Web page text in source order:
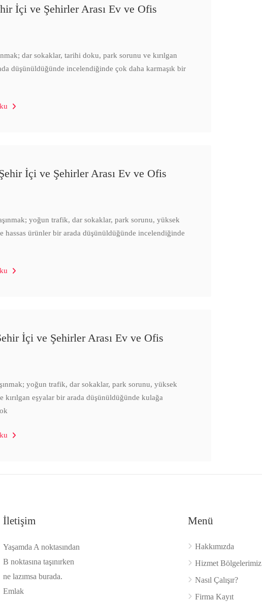
İçi ve Şehirler Arası Ev ve Ofis
dar sokaklar, tarihi doku, park sorunu ve kırılgan
düşünüldüğünde incelendiğinde çok daha karmaşık bir
İçi ve Şehirler Arası Ev ve Ofis
yoğun trafik, dar sokaklar, park sorunu, yüksek
hassas ürünler bir arada düşünüldüğünde incelendiğinde
İçi ve Şehirler Arası Ev ve Ofis
yoğun trafik, dar sokaklar, park sorunu, yüksek
kırılgan eşyalar bir arada düşünüldüğünde kulağa
İletişim
Yaşamda A noktasından
B noktasına taşınırken
ne lazımsa burada.
Emlak
Menü
Hakkımızda
Hizmet Bölgelerimiz
Nasıl Çalışır?
Firma Kayıt